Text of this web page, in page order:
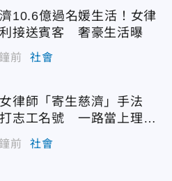
10.6億過名媛生活！女律
接送賓客 奢豪生活曝
前 社會
律師「寄生慈濟」手法
志工名號 一路當上理事
前 社會